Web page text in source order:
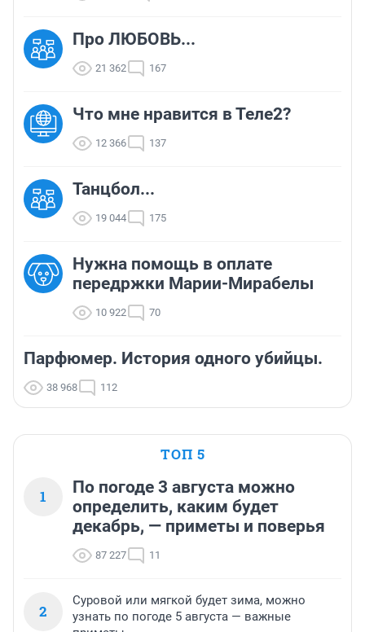
Про ЛЮБОВЬ...
21 362 167
Что мне нравится в Теле2?
12 366 137
Танцбол...
19 044 175
Нужна помощь в оплате
передржки Марии-Мирабелы
10 922 70
Парфюмер. История одного убийцы.
38 968 112
ТОП 5
1
По погоде 3 августа можно
определить, каким будет
декабрь, — приметы и поверья
87 227 11
2
Суровой или мягкой будет зима, можно
узнать по погоде 5 августа — важные